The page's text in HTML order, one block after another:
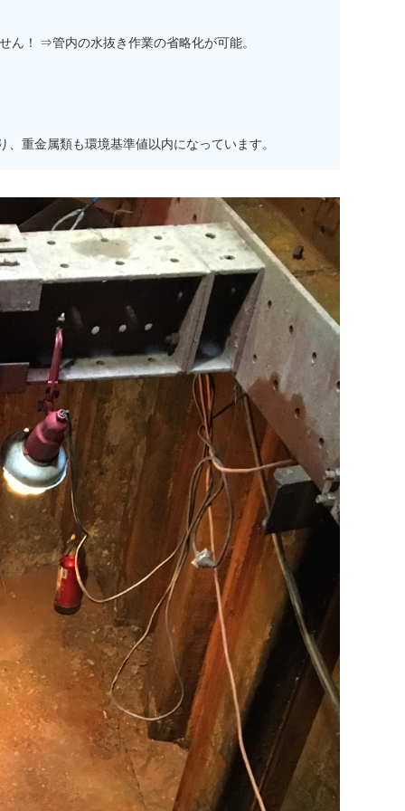
ん！ ⇒管内の水抜き作業の省略化が可能。
重金属類も環境基準値以内になっています。